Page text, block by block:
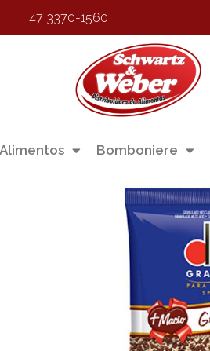
47 3370-1560
Alimentos Bomboniere